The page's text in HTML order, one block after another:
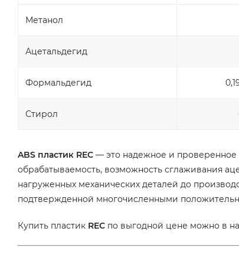
Метанол
Ацетальдегид
Формальдегид
Стирол
ABS пластик REC — это надежное и проверенное
обрабатываемость, возможность сглаживания
нагруженных механических деталей до
подтвержденной многочисленными
Купить пластик REC по выгодной цене можно в